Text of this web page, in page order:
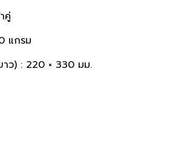
คู่
แกรม
ว) : 220 × 330 มม.